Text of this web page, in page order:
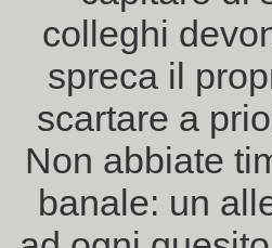
colleghi
spreca il
scartare a
Non abbiate
banale: un